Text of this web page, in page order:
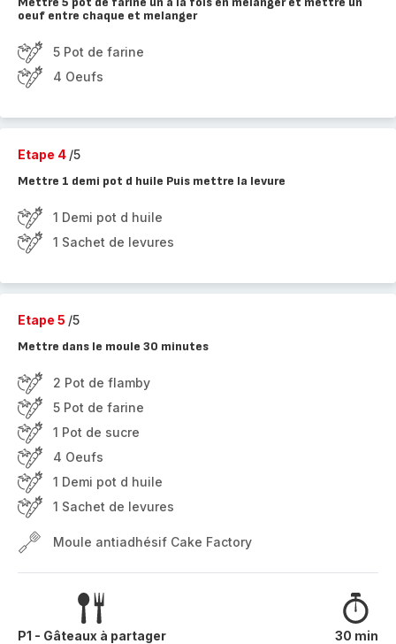
oeuf entre chaque et melanger
5 Pot de farine
4 Oeufs
Etape 4 /5
Mettre 1 demi pot d huile Puis mettre la levure
1 Demi pot d huile
1 Sachet de levures
Etape 5 /5
Mettre dans le moule 30 minutes
2 Pot de flamby
5 Pot de farine
1 Pot de sucre
4 Oeufs
1 Demi pot d huile
1 Sachet de levures
Moule antiadhésif Cake Factory
P1 - Gâteaux à partager 30 min